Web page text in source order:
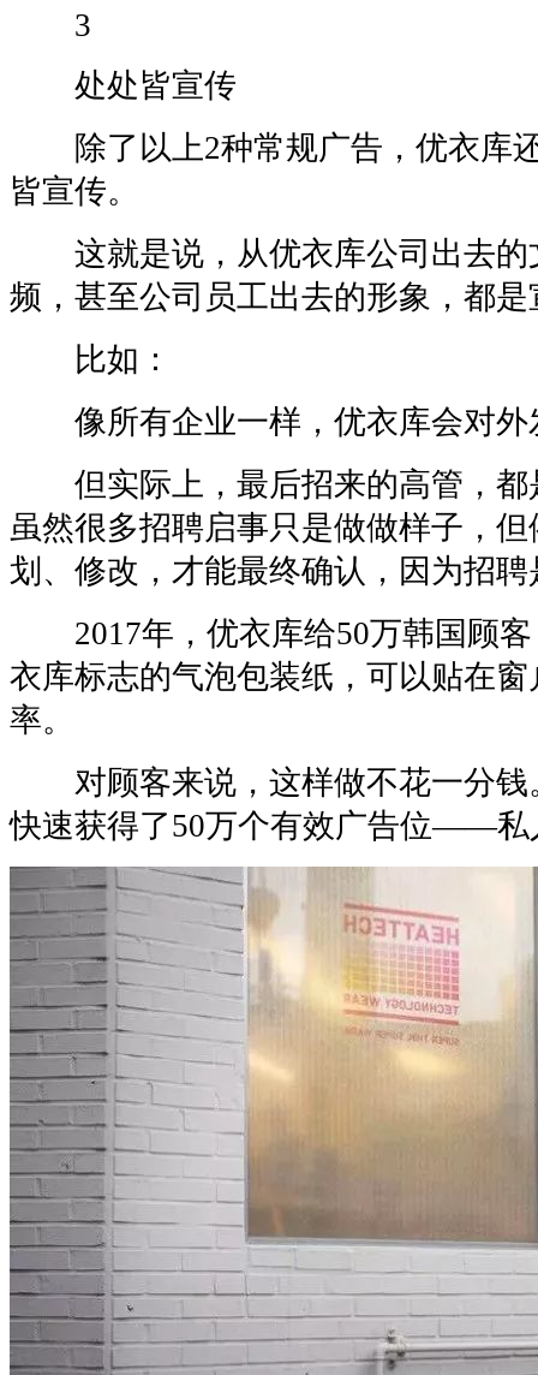
3
处处皆宣传
除了以上2种常规广告，优衣库
皆宣传。
这就是说，从优衣库公司出去的
频，甚至公司员工出去的形象，都是
比如：
像所有企业一样，优衣库会对外
但实际上，最后招来的高管，都
虽然很多招聘启事只是做做样子，
划、修改，才能最终确认，因为招
2017年，优衣库给50万韩国顾客
衣库标志的气泡包装纸，可以贴在
率。
对顾客来说，这样做不花一分钱
快速获得了50万个有效广告位——私